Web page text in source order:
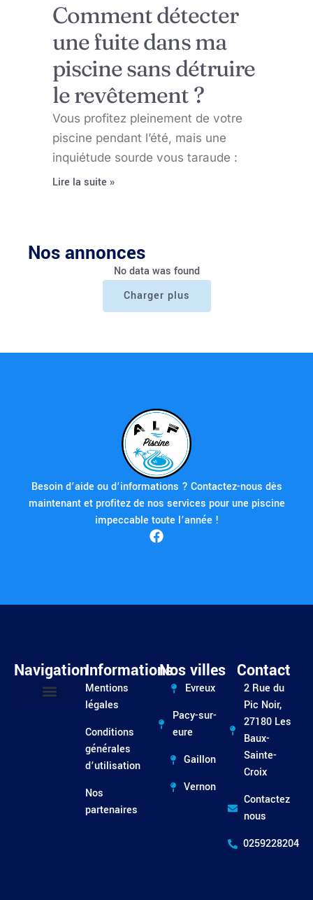
Comment détecter
une fuite dans ma
piscine sans détruire
le revêtement ?
Vous profitez pleinement de votre
piscine pendant l’été, mais une
inquiétude sourde vous taraude :
Lire la suite »
Nos annonces
No data was found
Charger plus
Besoin d’aide ou d’informations ? Contactez-nous dès
maintenant et profitez de nos services pour une piscine
impeccable toute l’année !
NavigationInformations
Mentions
légales
Conditions
générales
d’utilisation
Nos
partenaires
Nos villes
Evreux
Pacy-sur-
eure
Gaillon
Vernon
Contact
2 Rue du
Pic Noir,
27180 Les
Baux-
Sainte-
Croix
Contactez
nous
0259228204